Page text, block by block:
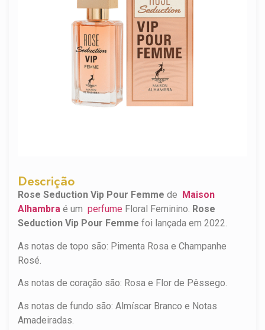
Descrição
Rose Seduction Vip Pour Femme de
Maison
Alhambra é um perfume Floral Feminino. Rose
Seduction Vip Pour Femme foi lançada em 2022.
As notas de topo são: Pimenta Rosa e Champanhe
Rosé.
As notas de coração são: Rosa e Flor de Pêssego.
As notas de fundo são: Almíscar Branco e Notas
Amadeiradas.